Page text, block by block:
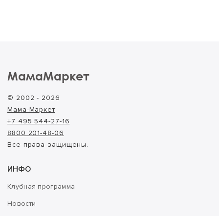
МамаМаркет
© 2002 - 2026
Мама-Маркет
+7 495 544-27-16
8800 201-48-06
Все права защищены.
ИНФО
Клубная программа
Новости